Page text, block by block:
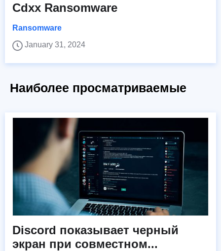
Cdxx Ransomware
Ransomware
January 31, 2024
Наиболее просматриваемые
Discord показывает черный
экран при совместном...